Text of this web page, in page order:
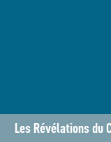
Les Révélations du